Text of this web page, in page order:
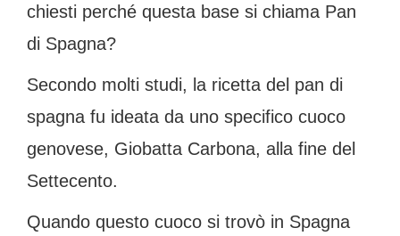
chiesti perché questa base si chiama Pan
di Spagna?
Secondo molti studi, la ricetta del pan di
spagna fu ideata da uno specifico cuoco
genovese, Giobatta Carbona, alla fine del
Settecento.
Quando questo cuoco si trovò in Spagna